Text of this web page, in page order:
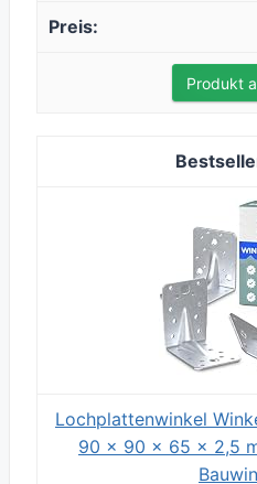
Produkt
Lochplattenwinkel
90 x 90 x 65 x 2,5